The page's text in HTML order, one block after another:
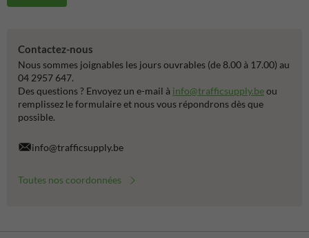
Contactez-nous
Nous sommes joignables les jours ouvrables (de 8.00 à 17.00) au
04 2957 647.
Des questions ? Envoyez un e-mail à info@trafficsupply.beou
remplissez le formulaire et nous vous répondrons dès que
possible.
info@trafficsupply.be
Toutes nos coordonnées